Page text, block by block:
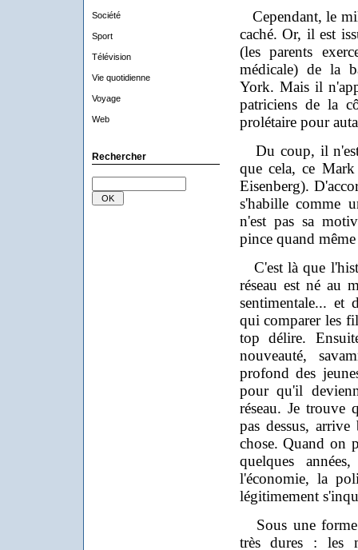
Société
Sport
Télévision
Vie quotidienne
Voyage
Web
Rechercher
Cependant, le
caché. Or, il est
(les parents
médicale) de la
York. Mais il
patriciens de la
prolétaire pour
Du coup, il n'est
que cela, ce
Eisenberg).
s'habille comme
n'est pas sa
pince quand
C'est là que
réseau est né au
sentimentale... et
qui comparer les
top délire.
nouveauté,
profond des
pour qu'il
réseau. Je trouve
pas dessus,
chose. Quand on
quelques
l'économie, la
légitimement
Sous une forme
très dures : les